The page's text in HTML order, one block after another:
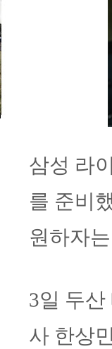
삼성 라
를 준비
원하자
3일 두
사 한상